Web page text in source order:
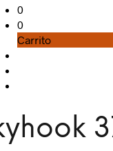
0
0
Carrito